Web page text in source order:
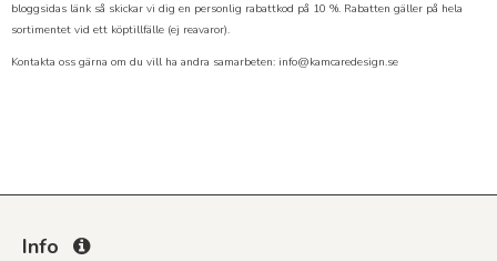
bloggsidas länk så skickar vi dig en personlig rabattkod på 10 %. Rabatten gäller på hela
sortimentet vid ett köptillfälle (ej reavaror).
Kontakta oss gärna om du vill ha andra samarbeten: info@kamcaredesign.se
Info